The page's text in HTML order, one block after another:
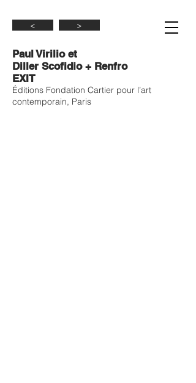
< >
Paul Virilio et
Diller Scofidio + Renfro
EXIT
Éditions Fondation Cartier pour l’art
contemporain, Paris